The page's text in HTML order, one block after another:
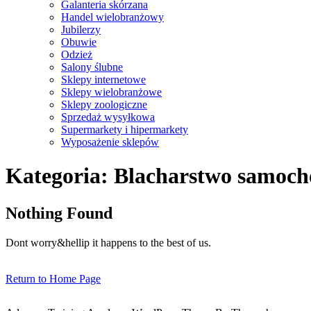
Galanteria skórzana
Handel wielobranżowy
Jubilerzy
Obuwie
Odzież
Salony ślubne
Sklepy internetowe
Sklepy wielobranżowe
Sklepy zoologiczne
Sprzedaż wysyłkowa
Supermarkety i hipermarkety
Wyposażenie sklepów
Menu
Kategoria: Blacharstwo
Nothing Found
Dont worry&hellip it happens to the best of us.
Return to Home PageReturn